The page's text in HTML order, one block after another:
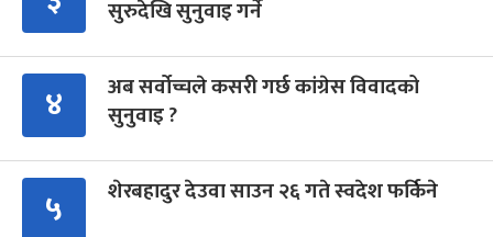
सुरुदेखि सुनुवाइ गर्ने
४
अब सर्वोच्चले कसरी गर्छ कांग्रेस विवादको
सुनुवाइ ?
५ शेरबहादुर देउवा साउन २६ गते स्वदेश फर्किने